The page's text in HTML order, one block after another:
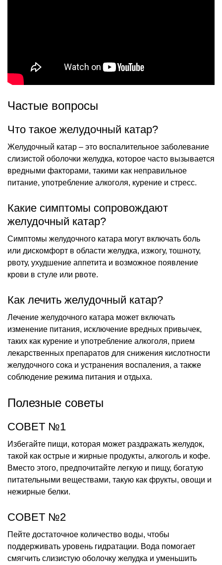
Частые вопросы
Что такое желудочный катар?
Желудочный катар – это воспалительное заболевание
слизистой оболочки желудка, которое часто вызывается
вредными факторами, такими как неправильное
питание, употребление алкоголя, курение и стресс.
Какие симптомы сопровождают
желудочный катар?
Симптомы желудочного катара могут включать боль
или дискомфорт в области желудка, изжогу, тошноту,
рвоту, ухудшение аппетита и возможное появление
крови в стуле или рвоте.
Как лечить желудочный катар?
Лечение желудочного катара может включать
изменение питания, исключение вредных привычек,
таких как курение и употребление алкоголя, прием
лекарственных препаратов для снижения кислотности
желудочного сока и устранения воспаления, а также
соблюдение режима питания и отдыха.
Полезные советы
СОВЕТ №1
Избегайте пищи, которая может раздражать желудок,
такой как острые и жирные продукты, алкоголь и кофе.
Вместо этого, предпочитайте легкую и пищу, богатую
питательными веществами, такую как фрукты, овощи и
нежирные белки.
СОВЕТ №2
Пейте достаточное количество воды, чтобы
поддерживать уровень гидратации. Вода помогает
смягчить слизистую оболочку желудка и уменьшить